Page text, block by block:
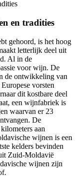
en tradities
gehoord, is het hoog
letterlijk deel uit
Al in de
voor wijn. De
de ontwikkeling van
vorsten
dit kostbare deel
een wijnfabriek is
waarvan er 23
De
aan
wijnen is een
kelders bevinden
Zuid-Moldavië
wijnen zijn